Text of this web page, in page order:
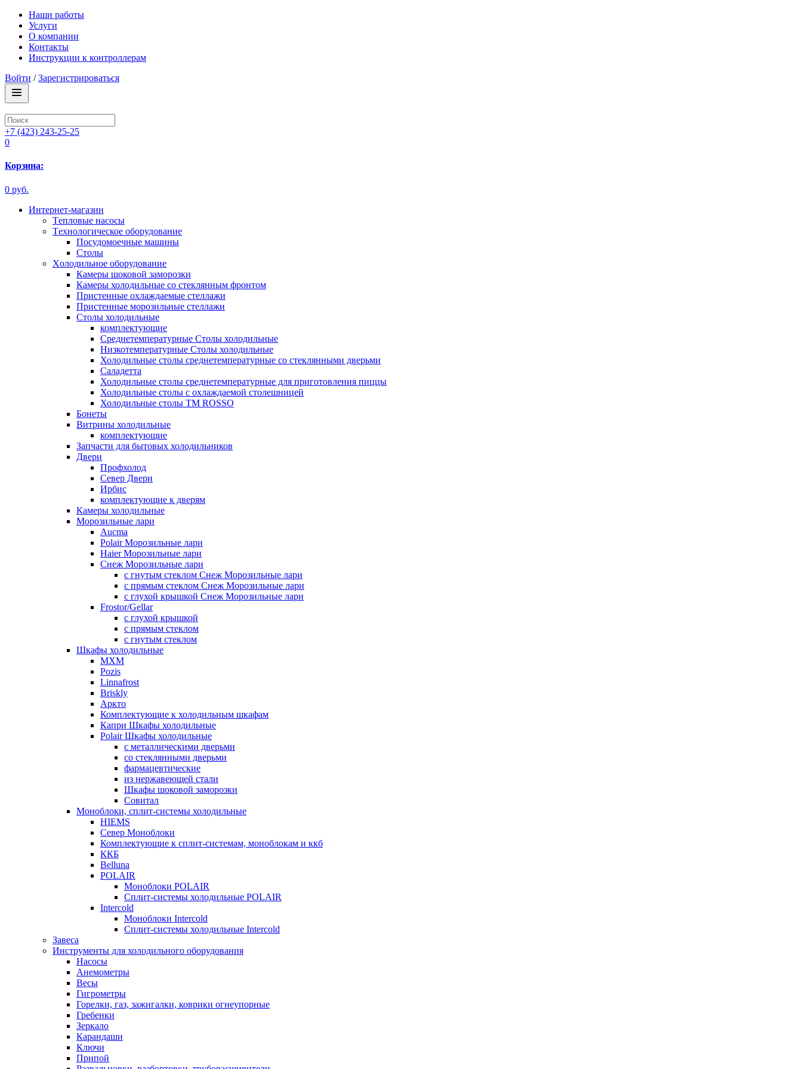
Наши работы
Услуги
О компании
Контакты
Инструкции к контроллерам
Войти /Зарегистрироваться
+7 (423) 243-25-25
0
Корзина:
0 руб.
Интернет-магазин
Tепловые насосы
Tехнологическое оборудование
Посудомоечные машины
Столы
Xолодильное оборудование
Камеры шоковой заморозки
Камеры холодильные со стеклянным фронтом
Пристенные охлаждаемые стеллажи
Пристенные морозильные стеллажи
Столы холодильные
комплектующие
Среднетемпературные Столы холодильные
Низкотемпературные Столы холодильные
Холодильные столы среднетемпературные со стеклянными дверьми
Саладетта
Холодильные столы среднетемпературные для приготовления пиццы
Холодильные столы с охлаждаемой столешницей
Холодильные столы ТМ ROSSO
Бонеты
Витрины холодильные
комплектующие
Запчасти для бытовых холодильников
Двери
Профхолод
Север Двери
Ирбис
комплектующие к дверям
Камеры холодильные
Морозильные лари
Aucma
Polair Морозильные лари
Haier Морозильные лари
Снеж Морозильные лари
с гнутым стеклом Снеж Морозильные лари
с прямым стеклом Снеж Морозильные лари
с глухой крышкой Снеж Морозильные лари
Frostor/Gellar
с глухой крышкой
с прямым стеклом
с гнутым стеклом
Шкафы холодильные
МХМ
Pozis
Linnafrost
Briskly
Аркто
Комплектующие к холодильным шкафам
Капри Шкафы холодильные
Polair Шкафы холодильные
с металлическими дверьми
со стеклянными дверьми
фармацевтические
из нержавеющей стали
Шкафы шоковой заморозки
Совитал
Моноблоки, сплит-системы холодильные
HIEMS
Север Моноблоки
Комплектующие к сплит-системам, моноблокам и ккб
ККБ
Belluna
POLAIR
Моноблоки POLAIR
Сплит-системы холодильные POLAIR
Intercold
Моноблоки Intercold
Сплит-системы холодильные Intercold
Завеса
Инструменты для холодильного оборудования
Насосы
Анемометры
Весы
Гигрометры
Горелки, газ, зажигалки, коврики огнеупорные
Гребенки
Зеркало
Карандаши
Ключи
Припой